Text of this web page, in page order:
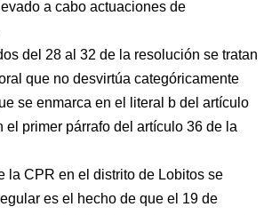
a cabo actuaciones de
del 28 al 32 de la resolución se tratan
que no desvirtúa categóricamente
se enmarca en el literal b del artículo
el primer párrafo del artículo 36 de la
la CPR en el distrito de Lobitos se
es el hecho de que el 19 de